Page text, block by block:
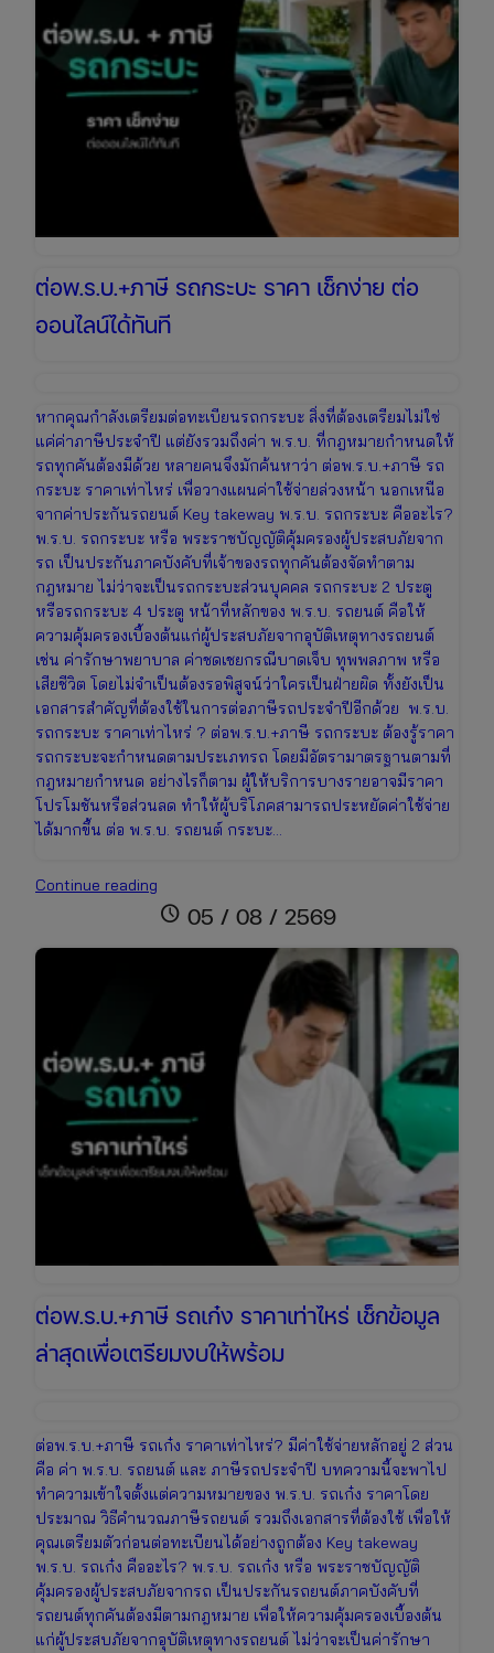
ต่อพ.ร.บ.+ภาษี รถกระบะ ราคา เช็กง่าย ต่อ
ออนไลน์ได้ทันที
หากคุณกำลังเตรียมต่อทะเบียนรถกระบะ สิ่งที่ต้องเตรียมไม่ใช่
แค่ค่าภาษีประจำปี แต่ยังรวมถึงค่า พ.ร.บ. ที่กฎหมายกำหนดให้
รถทุกคันต้องมีด้วย หลายคนจึงมักค้นหาว่า ต่อพ.ร.บ.+ภาษี รถ
กระบะ ราคาเท่าไหร่ เพื่อวางแผนค่าใช้จ่ายล่วงหน้า นอกเหนือ
จากค่าประกันรถยนต์ Key takeway พ.ร.บ. รถกระบะ คืออะไร?
พ.ร.บ. รถกระบะ หรือ พระราชบัญญัติคุ้มครองผู้ประสบภัยจาก
รถ เป็นประกันภาคบังคับที่เจ้าของรถทุกคันต้องจัดทำตาม
กฎหมาย ไม่ว่าจะเป็นรถกระบะส่วนบุคคล รถกระบะ 2 ประตู
หรือรถกระบะ 4 ประตู หน้าที่หลักของ พ.ร.บ. รถยนต์ คือให้
ความคุ้มครองเบื้องต้นแก่ผู้ประสบภัยจากอุบัติเหตุทางรถยนต์
เช่น ค่ารักษาพยาบาล ค่าชดเชยกรณีบาดเจ็บ ทุพพลภาพ หรือ
เสียชีวิต โดยไม่จำเป็นต้องรอพิสูจน์ว่าใครเป็นฝ่ายผิด ทั้งยังเป็น
เอกสารสำคัญที่ต้องใช้ในการต่อภาษีรถประจำปีอีกด้วย พ.ร.บ.
รถกระบะ ราคาเท่าไหร่ ? ต่อพ.ร.บ.+ภาษี รถกระบะ ต้องรู้ราคา
รถกระบะจะกำหนดตามประเภทรถ โดยมีอัตรามาตรฐานตามที่
กฎหมายกำหนด อย่างไรก็ตาม ผู้ให้บริการบางรายอาจมีราคา
โปรโมชันหรือส่วนลด ทำให้ผู้บริโภคสามารถประหยัดค่าใช้จ่าย
ได้มากขึ้น ต่อ พ.ร.บ. รถยนต์ กระบะ…
Continue reading
รถ
ออนไลน์
ได้
ทันที
schedule 05 / 08 / 2569
ต่อพ.ร.บ.+ภาษี รถเก๋ง ราคาเท่าไหร่ เช็กข้อมูล
ล่าสุดเพื่อเตรียมงบให้พร้อม
ต่อพ.ร.บ.+ภาษี รถเก๋ง ราคาเท่าไหร่? มีค่าใช้จ่ายหลักอยู่ 2 ส่วน
คือ ค่า พ.ร.บ. รถยนต์ และ ภาษีรถประจำปี บทความนี้จะพาไป
ทำความเข้าใจตั้งแต่ความหมายของ พ.ร.บ. รถเก๋ง ราคาโดย
ประมาณ วิธีคำนวณภาษีรถยนต์ รวมถึงเอกสารที่ต้องใช้ เพื่อให้
คุณเตรียมตัวก่อนต่อทะเบียนได้อย่างถูกต้อง Key takeway
พ.ร.บ. รถเก๋ง คืออะไร? พ.ร.บ. รถเก๋ง หรือ พระราชบัญญัติ
คุ้มครองผู้ประสบภัยจากรถ เป็นประกันรถยนต์ภาคบังคับที่
รถยนต์ทุกคันต้องมีตามกฎหมาย เพื่อให้ความคุ้มครองเบื้องต้น
แก่ผู้ประสบภัยจากอุบัติเหตุทางรถยนต์ ไม่ว่าจะเป็นค่ารักษา